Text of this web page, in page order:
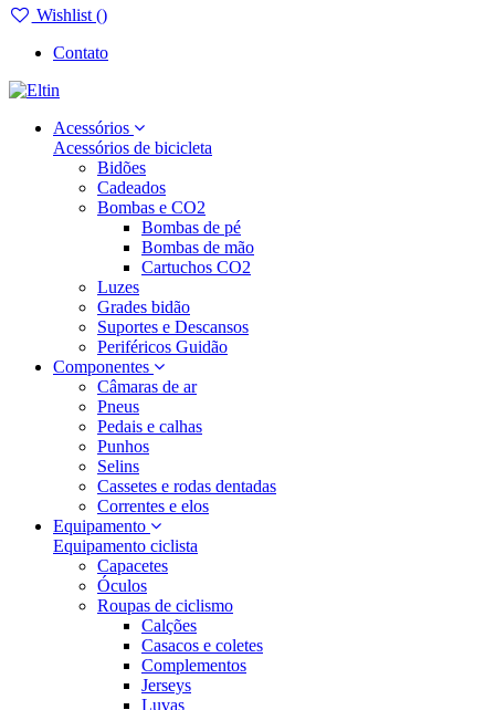
Wishlist ()
Contato
Acessórios
Acessórios de bicicleta
Bidões
Cadeados
Bombas e CO2
Bombas de pé
Bombas de mão
Cartuchos CO2
Luzes
Grades bidão
Suportes e Descansos
Periféricos Guidão
Componentes
Câmaras de ar
Pneus
Pedais e calhas
Punhos
Selins
Cassetes e rodas dentadas
Correntes e elos
Equipamento
Equipamento ciclista
Capacetes
Óculos
Roupas de ciclismo
Calções
Casacos e coletes
Complementos
Jerseys
Luvas